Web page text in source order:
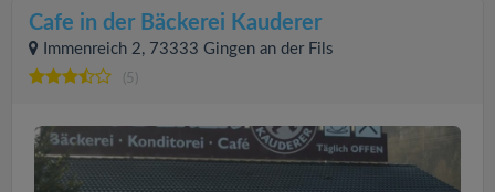
Cafe in der Bäckerei Kauderer
Immenreich 2, 73333 Gingen an der Fils
(5)